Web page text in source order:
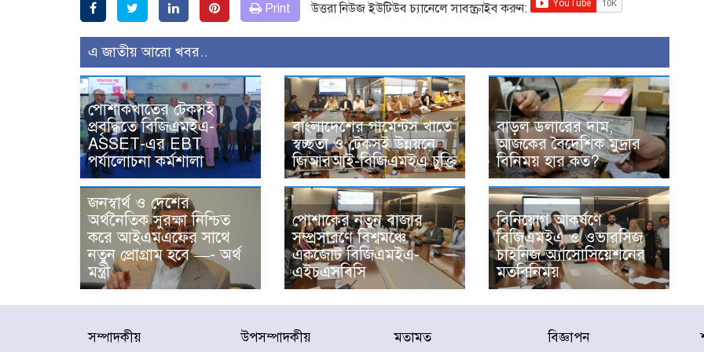
Print উত্তরা নিউজ ইউটিউব চ্যানেলে সাবস্ক্রাইব করুন:
এ জাতীয় আরো খবর..
পোশাকখাতের টেকসই
প্রবৃদ্ধিতে বিজিএমইএ-
ASSET-এর EBT
পর্যালোচনা কর্মশালা
বাংলাদেশের গার্মেন্টস খাতে
স্বচ্ছতা ও টেকসই উন্নয়নে
জিআরআই-বিজিএমইএ চুক্তি
বাড়ল ডলারের দাম,
আজকের বৈদেশিক মুদ্রার
বিনিময় হার কত?
জনস্বার্থ ও দেশের
অর্থনৈতিক সুরক্ষা নিশ্চিত
করে আইএমএফের সাথে
নতুন প্রোগ্রাম হবে —- অর্থ
মন্ত্রী
পোশাকের নতুন বাজার
সম্প্রসারণে বিশ্বমঞ্চে
একজোট বিজিএমইএ-
এইচএসবিসি
বিনিয়োগ আকর্ষণে
বিজিএমইএ ও ওভারসিজ
চাইনিজ অ্যাসোসিয়েশনের
মতবিনিময়
সম্পাদকীয় উপসম্পাদকীয় মতামত বিজ্ঞাপন